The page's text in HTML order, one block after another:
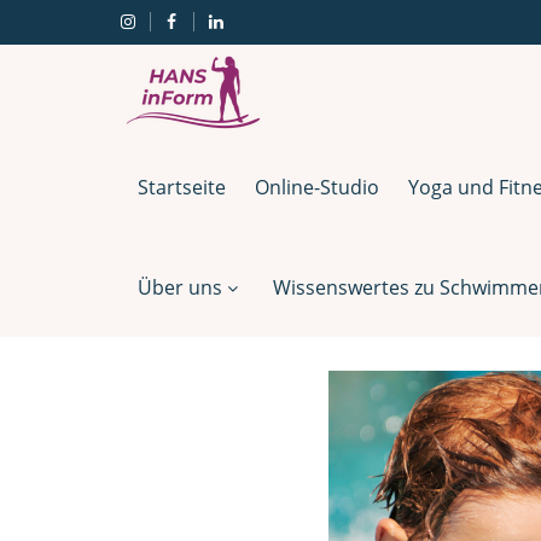
Startseite Online-Studio Yoga und
Über uns Wissenswertes zu